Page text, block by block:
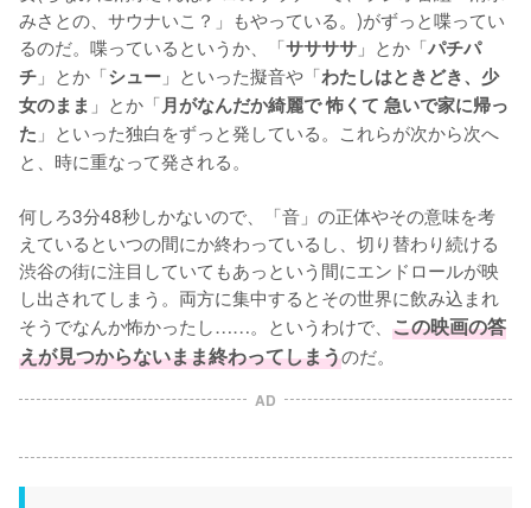
みさとの、サウナいこ？」もやっている。)がずっと喋ってい
るのだ。喋っているというか、「ササササ 」とか「パチパ
チ 」とか「シュー 」といった擬音や「わたしはときどき、少
女のまま 」とか「月がなんだか綺麗で 怖くて 急いで家に帰っ
た 」といった独白をずっと発している。これらが次から次へ
と、時に重なって発される。
何しろ3分48秒しかないので、「音」の正体やその意味を考
えているといつの間にか終わっているし、切り替わり続ける
渋谷の街に注目していてもあっという間にエンドロールが映
し出されてしまう。両方に集中するとその世界に飲み込まれ
そうでなんか怖かったし……。というわけで、 この映画の答
えが見つからないまま終わってしまうのだ。
AD